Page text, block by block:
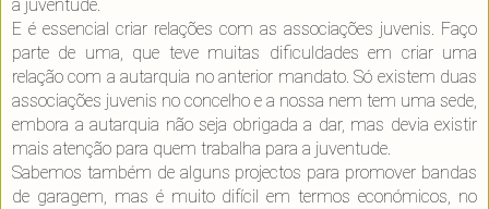
a juventude.
E é essencial criar relações com as associações juvenis. Faço
parte de uma, que teve muitas dificuldades em criar uma
relação com a autarquia no anterior mandato. Só existem duas
associações juvenis no concelho e a nossa nem tem uma sede,
embora a autarquia não seja obrigada a dar, mas devia existir
mais atenção para quem trabalha para a juventude.
Sabemos também de alguns projectos para promover bandas
de garagem, mas é muito difícil em termos económicos, no